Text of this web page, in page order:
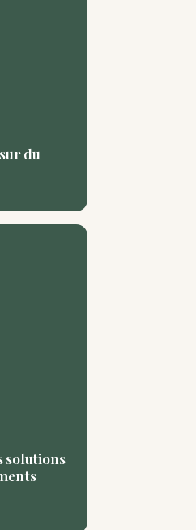
du
solutions